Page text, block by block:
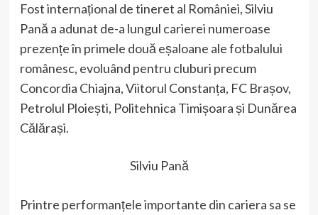
Fost internațional de tineret al României, Silviu
Pană a adunat de-a lungul carierei numeroase
prezențe în primele două eșaloane ale fotbalului
românesc, evoluând pentru cluburi precum
Concordia Chiajna, Viitorul Constanța, FC Brașov,
Petrolul Ploiești, Politehnica Timișoara și Dunărea
Călărași.
Silviu Pană
Printre performanțele importante din cariera sa se